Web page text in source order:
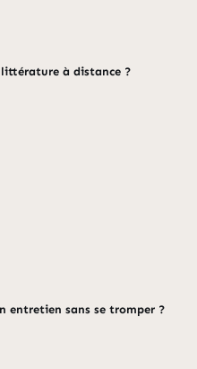
à distance ?
entretien sans se tromper ?